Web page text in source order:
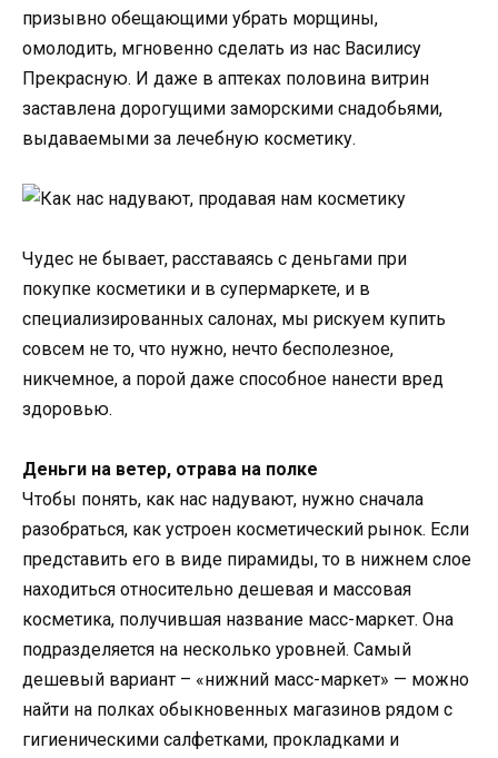
призывно обещающими убрать морщины,
омолодить, мгновенно сделать из нас Василису
Прекрасную. И даже в аптеках половина витрин
заставлена дорогущими заморскими снадобьями,
выдаваемыми за лечебную косметику.
Чудес не бывает, расставаясь с деньгами при
покупке косметики и в супермаркете, и в
специализированных салонах, мы рискуем купить
совсем не то, что нужно, нечто бесполезное,
никчемное, а порой даже способное нанести вред
здоровью.
Деньги на ветер, отрава на полке
Чтобы понять, как нас надувают, нужно сначала
разобраться, как устроен косметический рынок. Если
представить его в виде пирамиды, то в нижнем слое
находиться относительно дешевая и массовая
косметика, получившая название масс-маркет. Она
подразделяется на несколько уровней. Самый
дешевый вариант – «нижний масс-маркет» — можно
найти на полках обыкновенных магазинов рядом с
гигиеническими салфетками, прокладками и